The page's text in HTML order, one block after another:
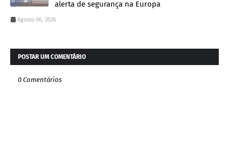
alerta de segurança na Europa
Agosto 06, 2026
POSTAR UM COMENTÁRIO
0 Comentários